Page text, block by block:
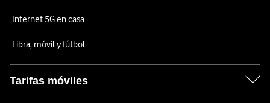
Internet 5G en casa
Fibra, móvil y fútbol
Tarifas móviles